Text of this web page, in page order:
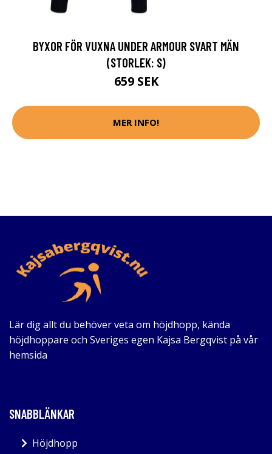
BYXOR FÖR VUXNA UNDER ARMOUR SVART MÄN
(STORLEK: S)
659 SEK
MER INFO!
Lär dig allt du behöver veta om höjdhopp, kända
höjdhoppare och Sveriges egen Kajsa Bergqvist på vår
hemsida
SNABBLÄNKAR
Höjdhopp